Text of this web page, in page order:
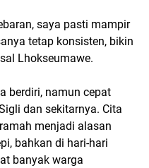
saya pasti mampir
tetap konsisten, bikin
Lhokseumawe.
berdiri, namun cepat
dan sekitarnya. Cita
menjadi alasan
bahkan di hari-hari
banyak warga